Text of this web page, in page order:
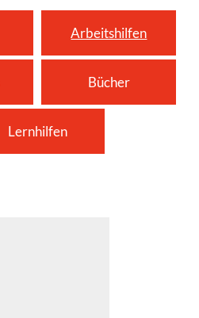
Arbeitshilfen
Bücher
Lernhilfen